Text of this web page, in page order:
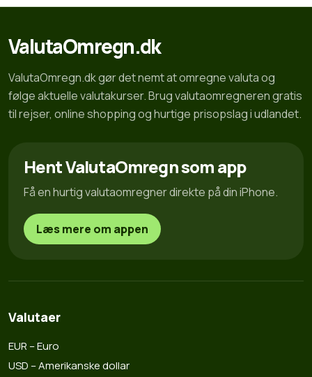
ValutaOmregn.dk
ValutaOmregn.dk gør det nemt at omregne valuta og
følge aktuelle valutakurser. Brug valutaomregneren gratis
til rejser, online shopping og hurtige prisopslag i udlandet.
Hent ValutaOmregn som app
Få en hurtig valutaomregner direkte på din iPhone.
Læs mere om appen
Valutaer
EUR – Euro
USD – Amerikanske dollar